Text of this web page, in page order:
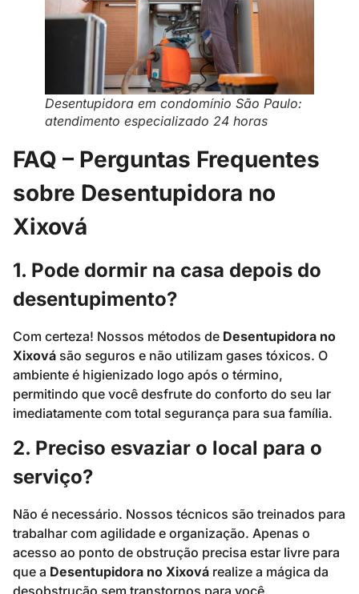
Desentupidora em condomínio São Paulo:
atendimento especializado 24 horas
FAQ – Perguntas Frequentes
sobre Desentupidora no
Xixová
1. Pode dormir na casa depois do
desentupimento?
Com certeza! Nossos métodos de Desentupidora no
Xixová são seguros e não utilizam gases tóxicos. O
ambiente é higienizado logo após o término,
permitindo que você desfrute do conforto do seu lar
imediatamente com total segurança para sua família.
2. Preciso esvaziar o local para o
serviço?
Não é necessário. Nossos técnicos são treinados para
trabalhar com agilidade e organização. Apenas o
acesso ao ponto de obstrução precisa estar livre para
que a Desentupidora no Xixová realize a mágica da